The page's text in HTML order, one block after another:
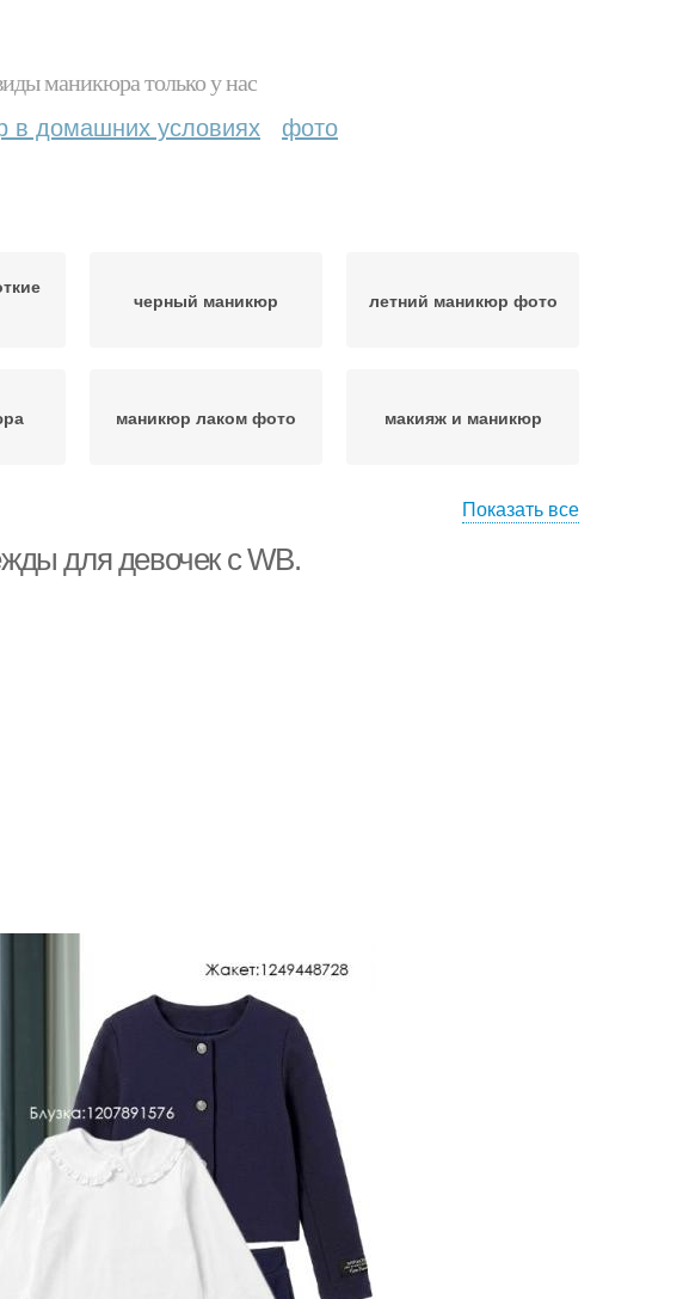
маникюра только у нас
в домашних условиях фото
черный маникюр летний маникюр фото
маникюр лаком фото макияж и маникюр
Показать все
для девочек с WB.